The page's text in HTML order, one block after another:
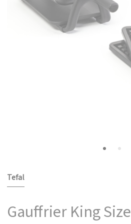
Tefal
Gauffrier King Size